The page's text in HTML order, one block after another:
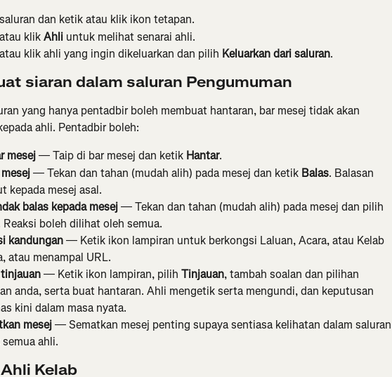
dan ketik atau klik ikon tetapan.
klik Ahli untuk melihat senarai ahli.
klik ahli yang ingin dikeluarkan dan pilih Keluarkan dari saluran.
siaran dalam saluran Pengumuman
yang hanya pentadbir boleh membuat hantaran, bar mesej tidak akan
ahli. Pentadbir boleh:
mesej — Taip di bar mesej dan ketik Hantar.
— Tekan dan tahan (mudah alih) pada mesej dan ketik Balas. Balasan
kepada mesej asal.
balas kepada mesej — Tekan dan tahan (mudah alih) pada mesej dan pilih
Reaksi boleh dilihat oleh semua.
kandungan — Ketik ikon lampiran untuk berkongsi Laluan, Acara, atau Kelab
atau menampal URL.
— Ketik ikon lampiran, pilih Tinjauan, tambah soalan dan pilihan
anda, serta buat hantaran. Ahli mengetik serta mengundi, dan keputusan
kini dalam masa nyata.
mesej — Sematkan mesej penting supaya sentiasa kelihatan dalam saluran
ahli.
Kelab